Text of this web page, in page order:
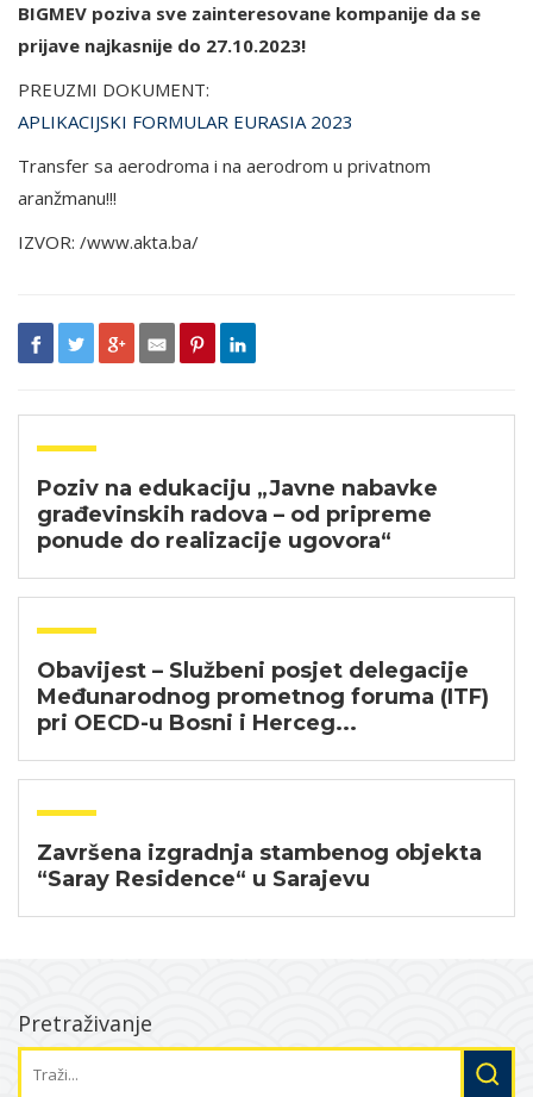
BIGMEV poziva sve zainteresovane kompanije da se
prijave najkasnije do 27.10.2023!
PREUZMI DOKUMENT:
APLIKACIJSKI FORMULAR EURASIA 2023
Transfer sa aerodroma i na aerodrom u privatnom
aranžmanu!!!
IZVOR: /www.akta.ba/
Poziv na edukaciju „Javne nabavke
građevinskih radova – od pripreme
ponude do realizacije ugovora“
Obavijest – Službeni posjet delegacije
Međunarodnog prometnog foruma (ITF)
pri OECD-u Bosni i Herceg...
Završena izgradnja stambenog objekta
“Saray Residence“ u Sarajevu
Pretraživanje